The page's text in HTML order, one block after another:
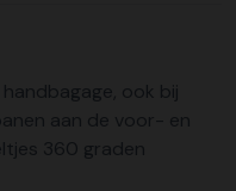
ook bij
aan de voor- en
360 graden